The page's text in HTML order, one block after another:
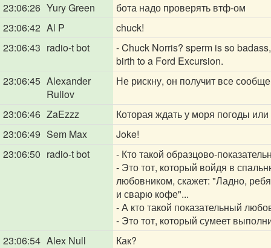
23:06:26 Yury Green
бота надо проверять втф-ом
23:06:42 Al P
chuck!
23:06:43 radio-t bot
- Chuck Norris? sperm is so
birth to a Ford Excursion.
23:06:45 Alexander
Ruliov
Не рискну, он получит все
23:06:46 ZaEzzz
Которая ждать у моря погоды
23:06:49 Sem Max
Joke!
23:06:50 radio-t bot
- Кто такой образцово-
- Это тот, который войдя в
любовником, скажет: "Ладно,
и сварю кофе"...
- А кто такой показательный
- Это тот, который сумеет
23:06:54 Alex Null
Как?